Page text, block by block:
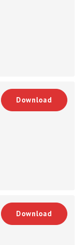
Download
Download